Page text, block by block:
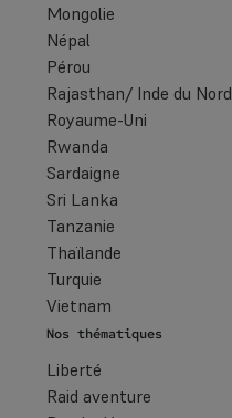
Mongolie
Népal
Pérou
Rajasthan/ Inde du Nord
Royaume-Uni
Rwanda
Sardaigne
Sri Lanka
Tanzanie
Thaïlande
Turquie
Vietnam
Nos thématiques
Liberté
Raid aventure